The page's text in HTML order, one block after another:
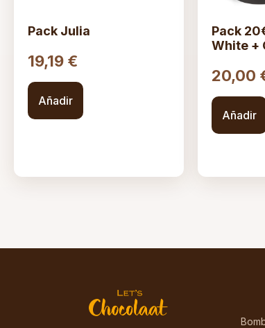
Pack Julia
19,19 €
Añadir
Pack
White +
20,00
Añadir